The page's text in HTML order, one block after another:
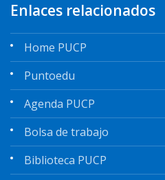
Enlaces relacionados
Home PUCP
Puntoedu
Agenda PUCP
Bolsa de trabajo
Biblioteca PUCP